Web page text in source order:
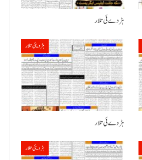
ہڑدے ئی تلار
ہڑدیئی تلار
ہڑدے ئی تلار
ہڑدیئی تلار